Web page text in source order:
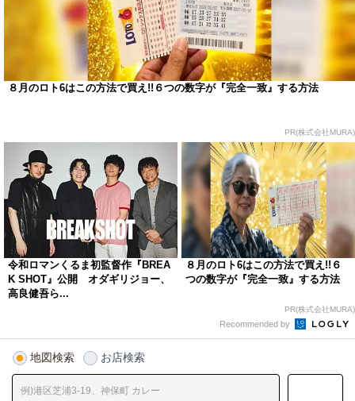
８月のロト6はこの方法で買え!!６つの数字が『完全一致』する方法
PR(株式会社MURA)
令和ロマンくるま初監督作『BREA
K SHOT』公開 オダギリジョー、
高良健吾ら...
８月のロト6はこの方法で買え!!６
つの数字が『完全一致』する方法
PR(株式会社MURA)
Recommended by
地図検索 お店検索